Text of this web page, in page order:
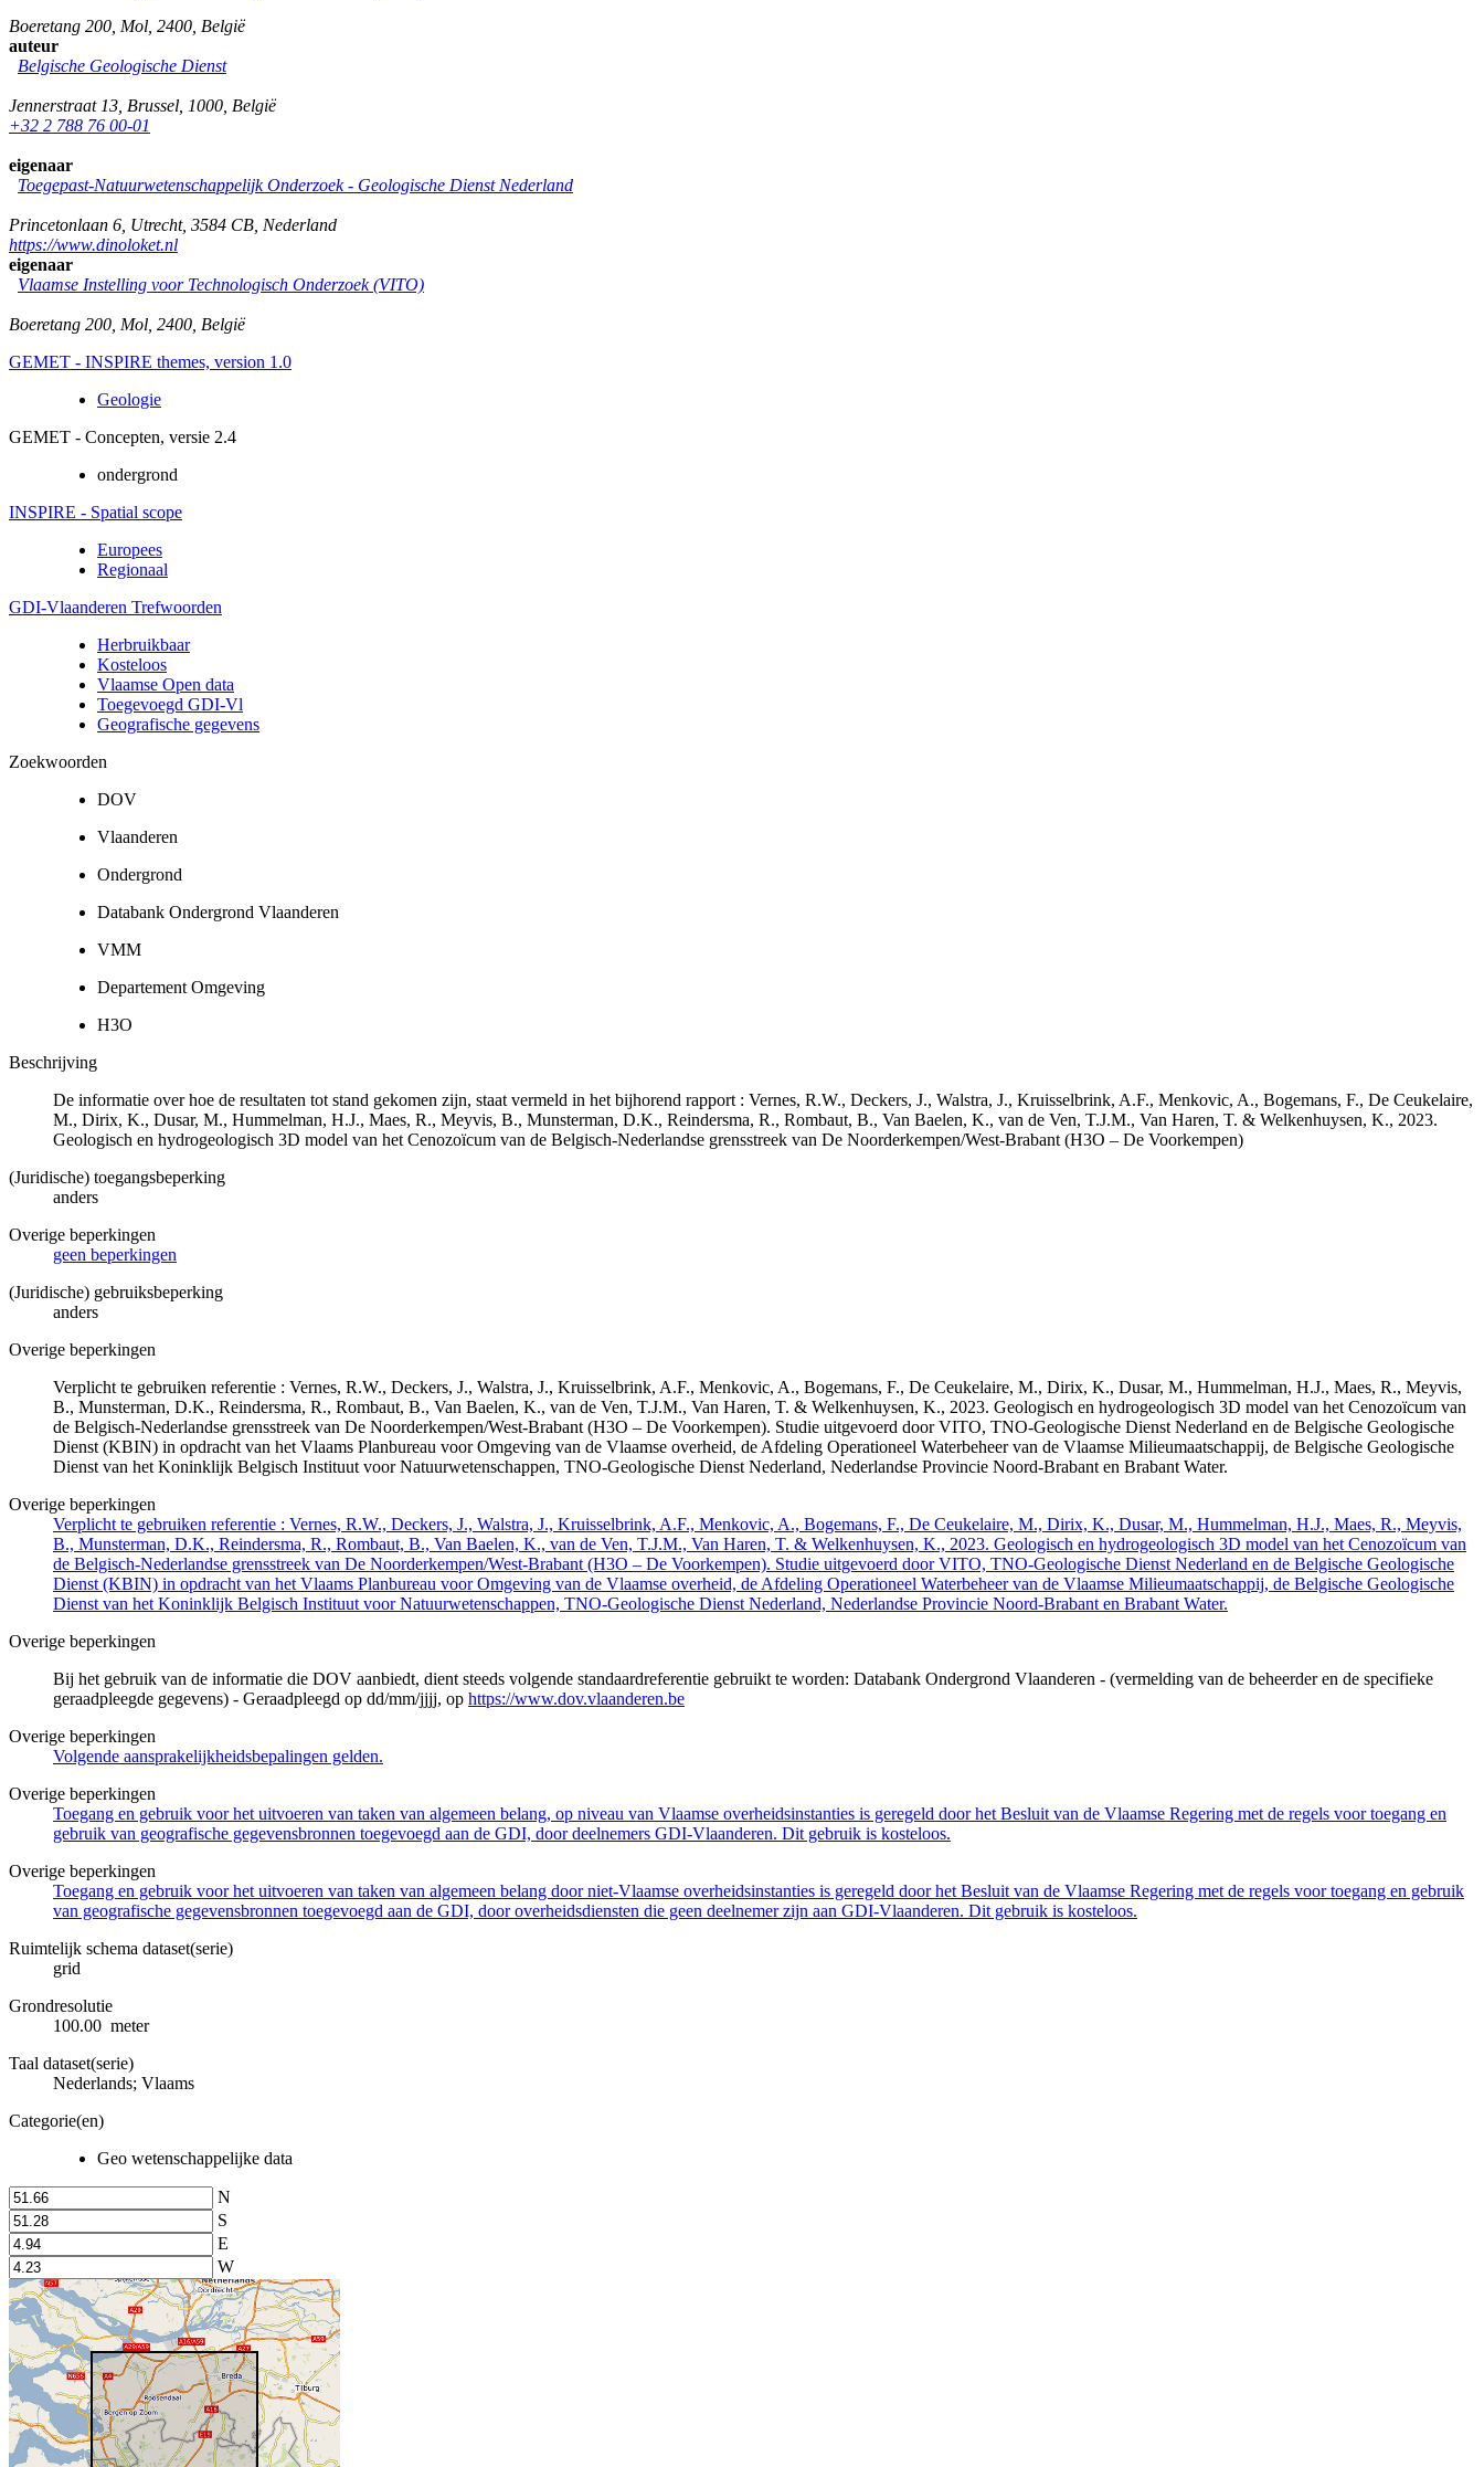
Boeretang 200 Mol 2400 België
auteur
Belgische Geologische Dienst
Jennerstraat 13 Brussel 1000 België
+32 2 788 76 00-01
eigenaar
Toegepast-Natuurwetenschappelijk Onderzoek - Geologische Dienst Nederland
Princetonlaan 6 Utrecht, 3584 CB Nederland
https://www.dinoloket.nl
eigenaar
Vlaamse Instelling voor Technologisch Onderzoek (VITO)
Boeretang 200 Mol 2400 België
GEMET - INSPIRE themes, version 1.0
Geologie
GEMET - Concepten, versie 2.4
ondergrond
INSPIRE - Spatial scope
Europees
Regionaal
GDI-Vlaanderen Trefwoorden
Herbruikbaar
Kosteloos
Vlaamse Open data
Toegevoegd GDI-Vl
Geografische gegevens
Zoekwoorden
DOV
Vlaanderen
Ondergrond
Databank Ondergrond Vlaanderen
VMM
Departement Omgeving
H3O
Beschrijving
De informatie over hoe de resultaten tot stand gekomen zijn, staat vermeld in het bijhorend rapport : Vernes, R.W., Deckers, J., Walstra, J., Kruisselbrink, A.F., Menkovic, A., Bogemans, F., De Ceukelaire,
M., Dirix, K., Dusar, M., Hummelman, H.J., Maes, R., Meyvis, B., Munsterman, D.K., Reindersma, R., Rombaut, B., Van Baelen, K., van de Ven, T.J.M., Van Haren, T. & Welkenhuysen, K., 2023.
Geologisch en hydrogeologisch 3D model van het Cenozoïcum van de Belgisch-Nederlandse grensstreek van De Noorderkempen/West-Brabant (H3O – De Voorkempen)
(Juridische) toegangsbeperking
anders
Overige beperkingen
geen beperkingen
(Juridische) gebruiksbeperking
anders
Overige beperkingen
Verplicht te gebruiken referentie : Vernes, R.W., Deckers, J., Walstra, J., Kruisselbrink, A.F., Menkovic, A., Bogemans, F., De Ceukelaire, M., Dirix, K., Dusar, M., Hummelman, H.J., Maes, R., Meyvis,
B., Munsterman, D.K., Reindersma, R., Rombaut, B., Van Baelen, K., van de Ven, T.J.M., Van Haren, T. & Welkenhuysen, K., 2023. Geologisch en hydrogeologisch 3D model van het Cenozoïcum van
de Belgisch-Nederlandse grensstreek van De Noorderkempen/West-Brabant (H3O – De Voorkempen). Studie uitgevoerd door VITO, TNO-Geologische Dienst Nederland en de Belgische Geologische
Dienst (KBIN) in opdracht van het Vlaams Planbureau voor Omgeving van de Vlaamse overheid, de Afdeling Operationeel Waterbeheer van de Vlaamse Milieumaatschappij, de Belgische Geologische
Dienst van het Koninklijk Belgisch Instituut voor Natuurwetenschappen, TNO-Geologische Dienst Nederland, Nederlandse Provincie Noord-Brabant en Brabant Water.
Overige beperkingen
Verplicht te gebruiken referentie : Vernes, R.W., Deckers, J., Walstra, J., Kruisselbrink, A.F., Menkovic, A., Bogemans, F., De Ceukelaire, M., Dirix, K., Dusar, M., Hummelman, H.J., Maes, R., Meyvis,
B., Munsterman, D.K., Reindersma, R., Rombaut, B., Van Baelen, K., van de Ven, T.J.M., Van Haren, T. & Welkenhuysen, K., 2023. Geologisch en hydrogeologisch 3D model van het Cenozoïcum van
de Belgisch-Nederlandse grensstreek van De Noorderkempen/West-Brabant (H3O – De Voorkempen). Studie uitgevoerd door VITO, TNO-Geologische Dienst Nederland en de Belgische Geologische
Dienst (KBIN) in opdracht van het Vlaams Planbureau voor Omgeving van de Vlaamse overheid, de Afdeling Operationeel Waterbeheer van de Vlaamse Milieumaatschappij, de Belgische Geologische
Dienst van het Koninklijk Belgisch Instituut voor Natuurwetenschappen, TNO-Geologische Dienst Nederland, Nederlandse Provincie Noord-Brabant en Brabant Water.
Overige beperkingen
Bij het gebruik van de informatie die DOV aanbiedt, dient steeds volgende standaardreferentie gebruikt te worden: Databank Ondergrond Vlaanderen - (vermelding van de beheerder en de specifieke
geraadpleegde gegevens) - Geraadpleegd op dd/mm/jjjj, op https://www.dov.vlaanderen.be
Overige beperkingen
Volgende aansprakelijkheidsbepalingen gelden.
Overige beperkingen
Toegang en gebruik voor het uitvoeren van taken van algemeen belang, op niveau van Vlaamse overheidsinstanties is geregeld door het Besluit van de Vlaamse Regering met de regels voor toegang en
gebruik van geografische gegevensbronnen toegevoegd aan de GDI, door deelnemers GDI-Vlaanderen. Dit gebruik is kosteloos.
Overige beperkingen
Toegang en gebruik voor het uitvoeren van taken van algemeen belang door niet-Vlaamse overheidsinstanties is geregeld door het Besluit van de Vlaamse Regering met de regels voor toegang en gebruik
van geografische gegevensbronnen toegevoegd aan de GDI, door overheidsdiensten die geen deelnemer zijn aan GDI-Vlaanderen. Dit gebruik is kosteloos.
Ruimtelijk schema dataset(serie)
grid
Grondresolutie
100.00 meter
Taal dataset(serie)
Nederlands; Vlaams
Categorie(en)
Geo wetenschappelijke data
N
S
E
W